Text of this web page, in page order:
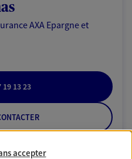
AXA Epargne et
19 13 23
accepter